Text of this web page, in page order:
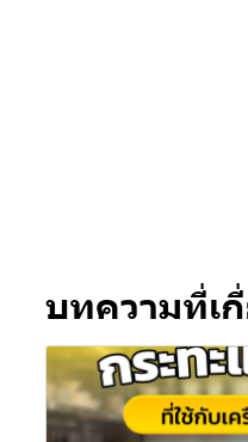
บทความที่เ